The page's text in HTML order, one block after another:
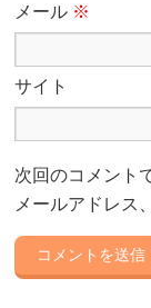
メール ※
サイト
次回のコメント
メールアドレス